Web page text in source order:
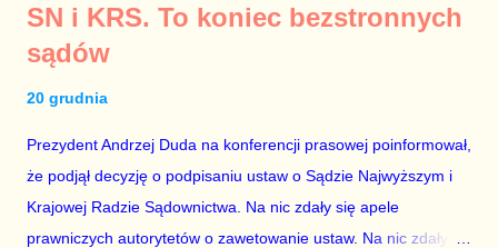
Państwa ze względu na to, że partia PiS obsadziła zarządy
tych spółek i wymienia profesjonalistów na kadry partyjne.
które zawsze może się zdarzyć, a polegającym na tym, że
osoba z kwalifikacjami wpłaca na partię polityczną, a następnie
obejmuje prace w spółce, która jest zarządzana pośrednio
przez ta partię. Przeciwnie. Przedstawienie pierwszej gr...
SN i KRS. To koniec bezstronnych
sądów
20 grudnia
Prezydent Andrzej Duda na konferencji prasowej poinformował,
że podjął decyzję o podpisaniu ustaw o Sądzie Najwyższym i
Krajowej Radzie Sądownictwa. Na nic zdały się apele
prawniczych autorytetów o zawetowanie ustaw. Na nic zdały